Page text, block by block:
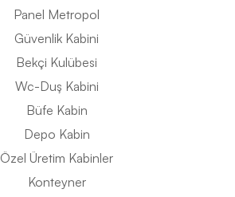
Panel Metropol
Güvenlik Kabini
Bekçi Kulübesi
Wc-Duş Kabini
Büfe Kabin
Depo Kabin
Özel Üretim Kabinler
Konteyner